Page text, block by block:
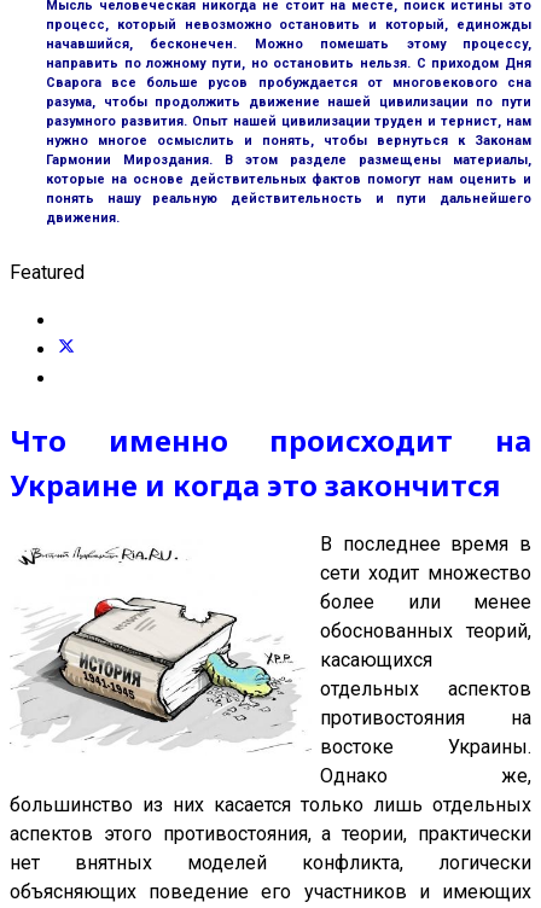
Мысль человеческая никогда не стоит на месте, поиск истины это
процесс, который невозможно остановить и который, единожды
начавшийся, бесконечен. Можно помешать этому процессу,
направить по ложному пути, но остановить нельзя. С приходом Дня
Сварога все больше русов пробуждается от многовекового сна
разума, чтобы продолжить движение нашей цивилизации по пути
разумного развития. Опыт нашей цивилизации труден и тернист, нам
нужно многое осмыслить и понять, чтобы вернуться к Законам
Гармонии Мироздания. В этом разделе размещены материалы,
которые на основе действительных фактов помогут нам оценить и
понять нашу реальную действительность и пути дальнейшего
движения.
Featured
Что именно происходит на
Украине и когда это закончится
В последнее время в
сети ходит множество
более или менее
обоснованных теорий,
касающихся
отдельных аспектов
противостояния на
востоке Украины.
Однако же,
большинство из них касается только лишь отдельных
аспектов этого противостояния, а теории, практически
нет внятных моделей конфликта, логически
объясняющих поведение его участников и имеющих